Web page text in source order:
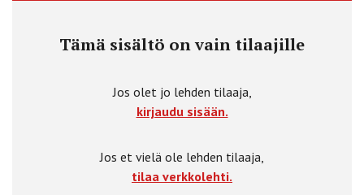
Tämä sisältö on vain tilaajille
Jos olet jo lehden tilaaja,
kirjaudu sisään.
Jos et vielä ole lehden tilaaja,
tilaa verkkolehti.